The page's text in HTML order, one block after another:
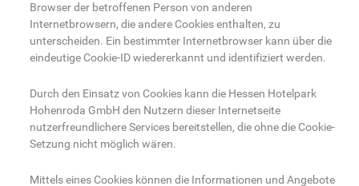
Browser der betroffenen Person von anderen
Internetbrowsern, die andere Cookies enthalten, zu
unterscheiden. Ein bestimmter Internetbrowser kann über die
eindeutige Cookie-ID wiedererkannt und identifiziert werden.
Durch den Einsatz von Cookies kann die Hessen Hotelpark
Hohenroda GmbH den Nutzern dieser Internetseite
nutzerfreundlichere Services bereitstellen, die ohne die Cookie-
Setzung nicht möglich wären.
Mittels eines Cookies können die Informationen und Angebote